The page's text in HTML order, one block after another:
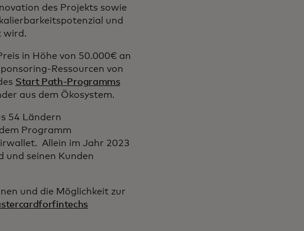
des Projekts sowie
und
wird.
in Höhe von 50.000€ an
Ressourcen von
Start Path-Programms
aus dem Ökosystem.
54 Ländern
Programm
Allein im Jahr 2023
und seinen Kunden
und die Möglichkeit zur